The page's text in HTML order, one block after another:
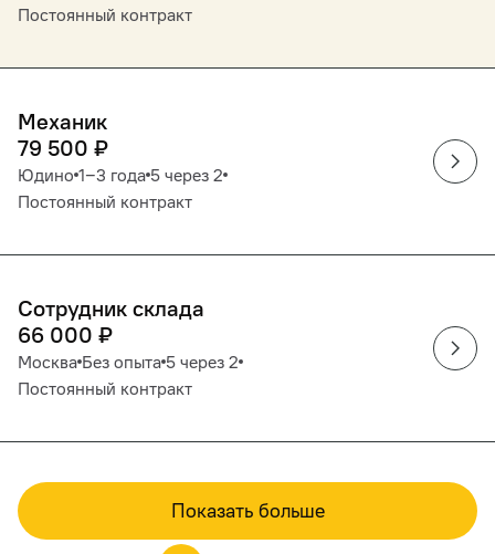
Постоянный контракт
Механик
79 500 ₽
Юдино 1‒3 года 5 через 2
Постоянный контракт
Сотрудник склада
66 000 ₽
Москва Без опыта 5 через 2
Постоянный контракт
Показать больше